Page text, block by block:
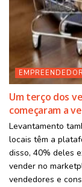
Um terço dos
começaram a
Levantamento
locais têm a
disso, 40% deles
vender no
vendedores e